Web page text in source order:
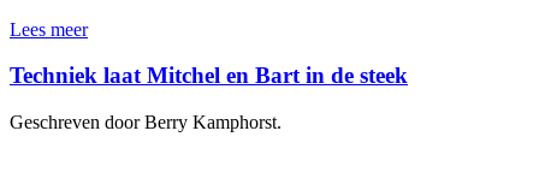
Lees meer
Techniek laat Mitchel en Bart in de steek
Geschreven door Berry Kamphorst.